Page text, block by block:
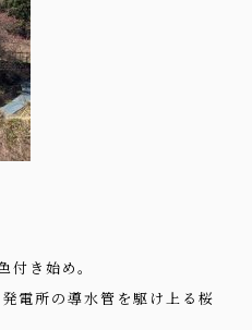
付き始め。
電所の導水管を駆け上る桜